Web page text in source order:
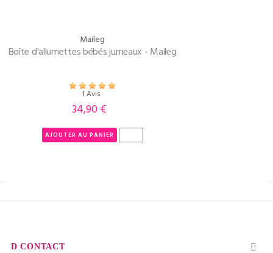
Maileg
Boîte d'allumettes bébés jumeaux - Maileg
1 Avis
Prix
34,90 €
AJOUTER AU PANIER
CONTACT 